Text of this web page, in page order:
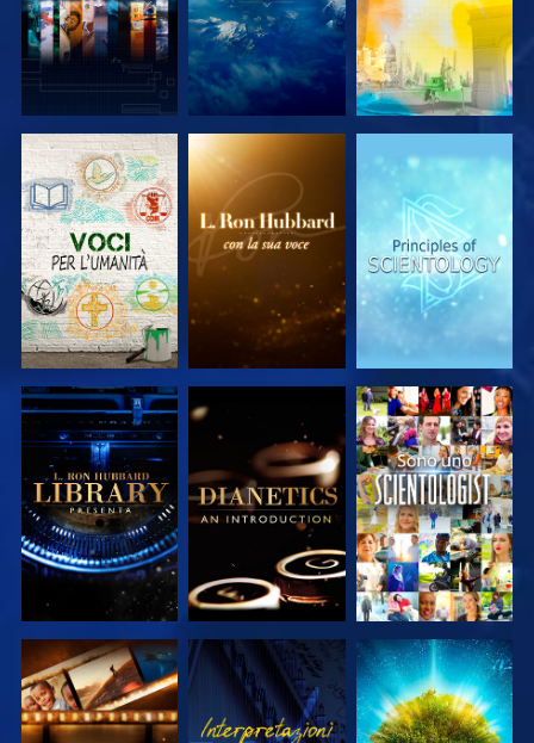
ESPLORA LE
SERIE
ESPLORA LE
SERIE
ESPLORA LE
SERIE
ESPLORA LE
SERIE
ESPLORA LE
SERIE
GUARDA
ESPLORA LE
SERIE
GUARDA
ESPLORA LE
SERIE